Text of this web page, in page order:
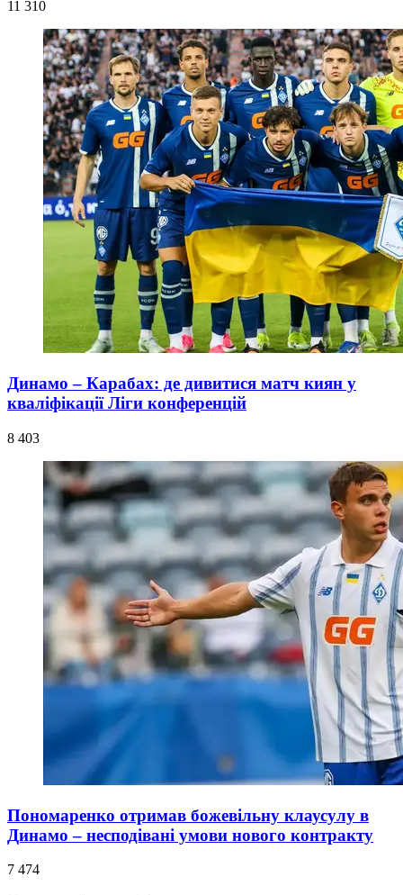
11 310
Динамо – Карабах: де дивитися матч киян у
кваліфікації Ліги конференцій
8 403
Пономаренко отримав божевільну клаусулу в
Динамо – несподівані умови нового контракту
7 474